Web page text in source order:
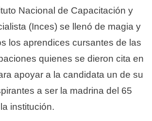
Nacional de Capacitación y
(Inces) se llenó de magia y
los aprendices cursantes de las
quienes se dieron cita en
apoyar a la candidata un de su
a ser la madrina del 65
institución.